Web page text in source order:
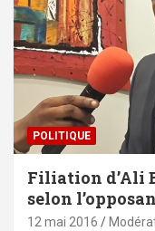
POLITIQUE
Filiation d’Ali
selon
12 mai 2016